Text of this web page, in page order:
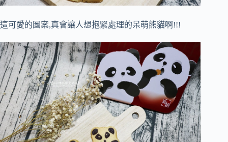
這可愛的圖案,真會讓人想抱緊處理的呆萌熊貓啊!!!